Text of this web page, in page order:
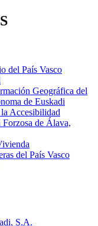
del País Vasco
Geográfica del
de Euskadi
Accesibilidad
de Álava,
del País Vasco
S.A.